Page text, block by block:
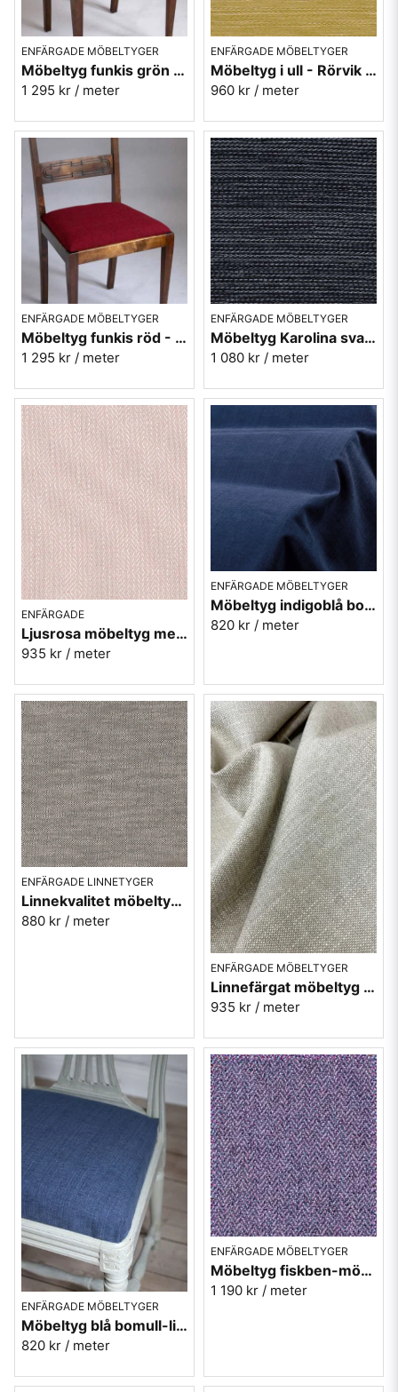
ENFÄRGADE MÖBELTYGER
Möbeltyg funkis grön - Garden - Funk nr.9715
1 295 kr / meter
ENFÄRGADE MÖBELTYGER
Möbeltyg i ull - Rörvik gul nr.17 - Berghem
960 kr / meter
ENFÄRGADE MÖBELTYGER
Möbeltyg funkis röd - Wine - Funk nr.9407
1 295 kr / meter
ENFÄRGADE MÖBELTYGER
Möbeltyg Karolina svart nr.99 - Carl Malmstens-kvalitet
1 080 kr / meter
ENFÄRGADE
Ljusrosa möbeltyg med gåsögon - Magdalena nr.11
935 kr / meter
ENFÄRGADE MÖBELTYGER
Möbeltyg indigoblå bomull-lin Caleido 3534
820 kr / meter
ENFÄRGADE LINNETYGER
Linnekvalitet möbeltyg - svart/oblekt 1002-98 Berghem
880 kr / meter
ENFÄRGADE MÖBELTYGER
Linnefärgat möbeltyg med lin - Hanna nr.16
935 kr / meter
ENFÄRGADE MÖBELTYGER
Möbeltyg blå bomull-lin - Caleido 1499
820 kr / meter
ENFÄRGADE MÖBELTYGER
Möbeltyg fiskben-mönster i violett Jazz nr.51
1 190 kr / meter